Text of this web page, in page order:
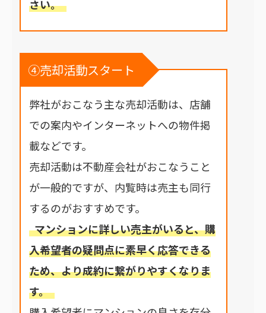
さい。
④売却活動スタート
弊社がおこなう主な売却活動は、店舗
での案内やインターネットへの物件掲
載などです。
売却活動は不動産会社がおこなうこと
が一般的ですが、内覧時は売主も同行
するのがおすすめです。
マンションに詳しい売主がいると、購
入希望者の疑問点に素早く応答できる
ため、より成約に繋がりやすくなりま
す。